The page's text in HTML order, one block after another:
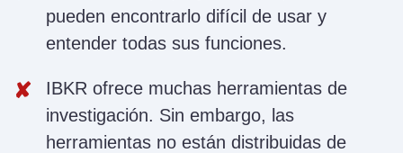
pueden encontrarlo difícil de usar y
entender todas sus funciones.
IBKR ofrece muchas herramientas de
investigación. Sin embargo, las
herramientas no están distribuidas de